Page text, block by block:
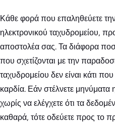
Κάθε φορά που επαληθεύετε
ηλεκτρονικού ταχυδρομείου,
αποστολέα σας. Τα διάφορα
που σχετίζονται με την
ταχυδρομείου δεν είναι κάτι
καρδία. Εάν στέλνετε μηνύματα
χωρίς να ελέγχετε ότι τα
καθαρά, τότε οδεύετε προς το